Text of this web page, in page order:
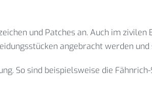
und Patches an. Auch im
angebracht werden
So sind beispielsweise die